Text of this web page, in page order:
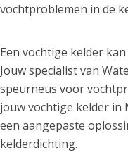
vochtproblemen in de
Een vochtige kelder
Jouw specialist van
speurneus voor
jouw vochtige kelder in
een aangepaste
kelderdichting.